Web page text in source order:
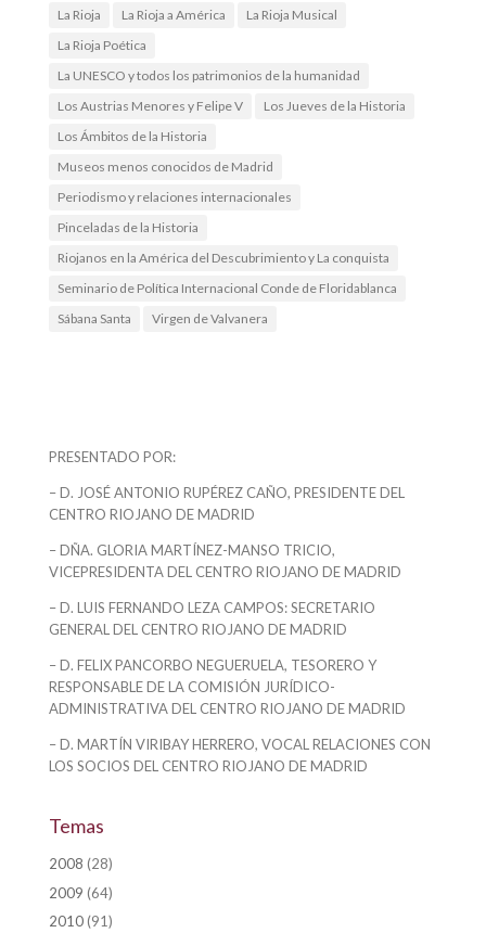
La Rioja
La Rioja a América
La Rioja Musical
La Rioja Poética
La UNESCO y todos los patrimonios de la humanidad
Los Austrias Menores y Felipe V
Los Jueves de la Historia
Los Ámbitos de la Historia
Museos menos conocidos de Madrid
Periodismo y relaciones internacionales
Pinceladas de la Historia
Riojanos en la América del Descubrimiento y La conquista
Seminario de Política Internacional Conde de Floridablanca
Sábana Santa
Virgen de Valvanera
PRESENTADO POR:
– D. JOSÉ ANTONIO RUPÉREZ CAÑO, PRESIDENTE DEL
CENTRO RIOJANO DE MADRID
– DÑA. GLORIA MARTÍNEZ-MANSO TRICIO,
VICEPRESIDENTA DEL CENTRO RIOJANO DE MADRID
– D. LUIS FERNANDO LEZA CAMPOS: SECRETARIO
GENERAL DEL CENTRO RIOJANO DE MADRID
– D. FELIX PANCORBO NEGUERUELA, TESORERO Y
RESPONSABLE DE LA COMISIÓN JURÍDICO-
ADMINISTRATIVA DEL CENTRO RIOJANO DE MADRID
– D. MARTÍN VIRIBAY HERRERO, VOCAL RELACIONES CON
LOS SOCIOS DEL CENTRO RIOJANO DE MADRID
Temas
2008 (28)
2009 (64)
2010(91)